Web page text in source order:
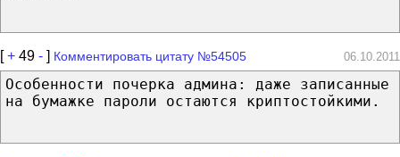
[+ 49 - ] Комментировать цитату №54505 06.10.2011
Особенности почерка админа: даже записанные
на бумажке пароли остаются криптостойкими.